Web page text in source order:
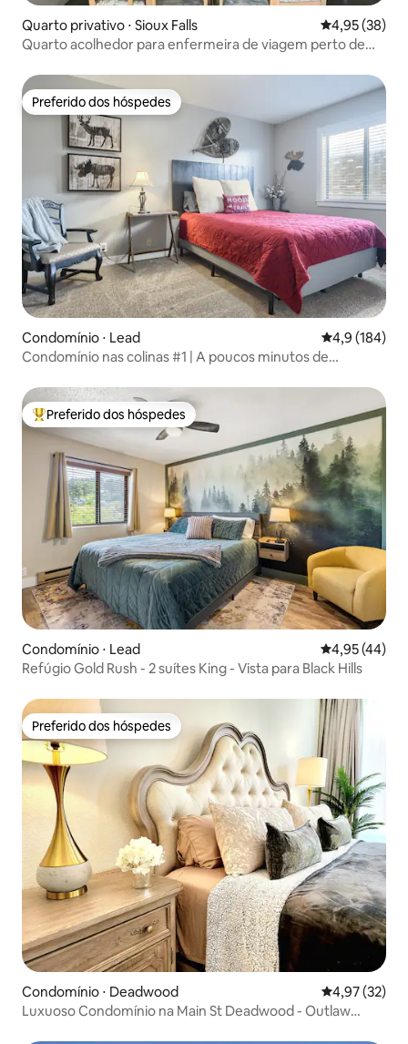
Quarto privativo ⋅ Sioux Falls 4,95 de uma
4,95 (38)
Quarto acolhedor para enfermeira de viagem perto de
Preferido dos hóspedes
Preferido dos hóspedes
Condomínio ⋅ Lead 4,9 de uma
4,9 (184)
Condomínio nas colinas #1 | A poucos minutos de
Entre os melhores preferidos dos hóspedes
Preferido dos hóspedes
Condomínio ⋅ Lead 4,95 de uma
4,95 (44)
Refúgio Gold Rush - 2 suítes King - Vista para Black Hills
Preferido dos hóspedes
Preferido dos hóspedes
Condomínio ⋅ Deadwood 4,97 de uma
4,97 (32)
Luxuoso Condomínio na Main St Deadwood - Outlaw